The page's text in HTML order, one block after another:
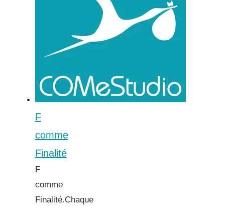
F
comme
Finalité
F
comme
Finalité.Chaque